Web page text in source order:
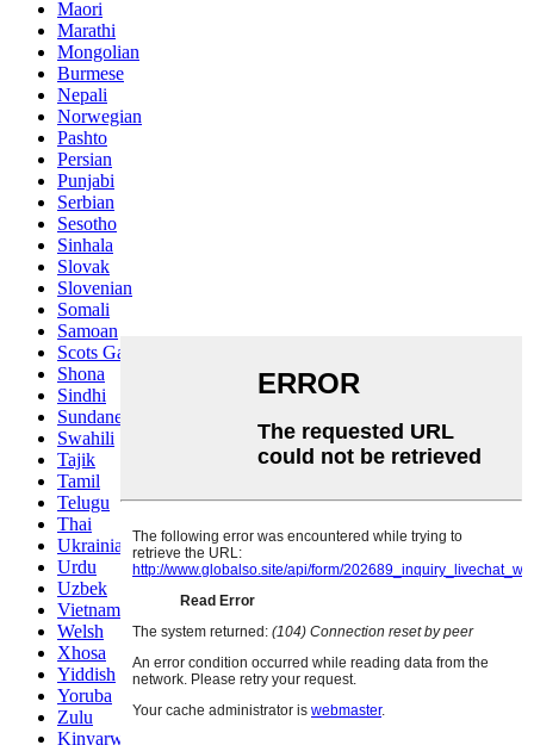
Maori
Marathi
Mongolian
Burmese
Nepali
Norwegian
Pashto
Persian
Punjabi
Serbian
Sesotho
Sinhala
Slovak
Slovenian
Somali
Samoan
Scots Gaelic
Shona
Sindhi
Sundanese
Swahili
Tajik
Tamil
Telugu
Thai
Ukrainian
Urdu
Uzbek
Vietnamese
Welsh
Xhosa
Yiddish
Yoruba
Zulu
Kinyarwanda